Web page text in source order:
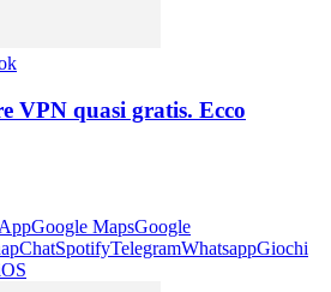
VPN quasi gratis. Ecco
AppGoogle MapsGoogle
SpotifyTelegramWhatsappGiochi